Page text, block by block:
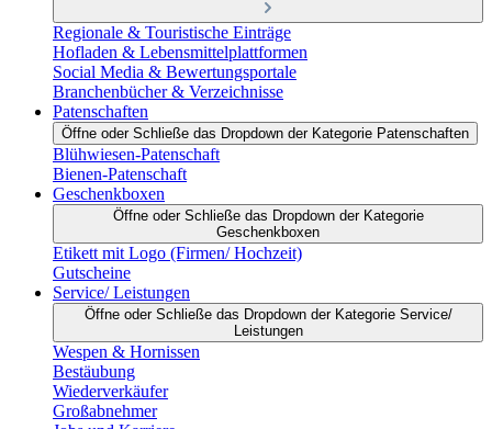
Regionale & Touristische Einträge
Hofladen & Lebensmittelplattformen
Social Media & Bewertungsportale
Branchenbücher & Verzeichnisse
Patenschaften
Öffne oder Schließe das Dropdown der Kategorie Patenschaften
Blühwiesen-Patenschaft
Bienen-Patenschaft
Geschenkboxen
Öffne oder Schließe das Dropdown der Kategorie
Geschenkboxen
Etikett mit Logo (Firmen/ Hochzeit)
Gutscheine
Service/ Leistungen
Öffne oder Schließe das Dropdown der Kategorie Service/
Leistungen
Wespen & Hornissen
Bestäubung
Wiederverkäufer
Großabnehmer